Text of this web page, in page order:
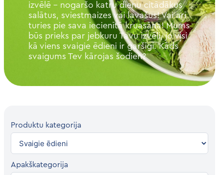
izvēlē – nogaršo katru dienu citādākus
salātus, sviestmaizes vai lavašus! Vai arī
turies pie sava iecienītā kruasāna! Mums
būs prieks par jebkuru Tavu izvēli, jo visi
kā viens svaigie ēdieni ir garšīgi. Kāds
svaigums Tev kārojas šodien?
Produktu kategorija
Apakškategorija